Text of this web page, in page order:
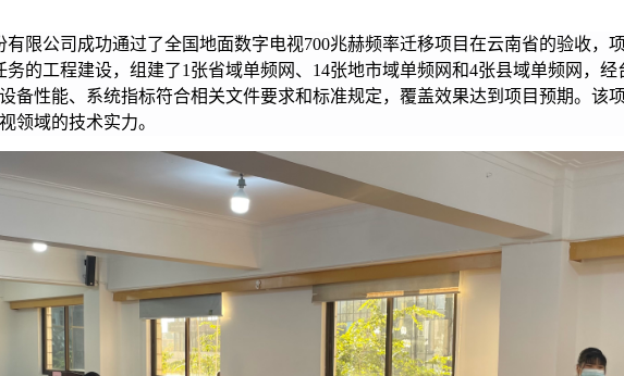
限公司成功通过了全国地面数字电视700兆赫频率迁移项目在云南省的验收，
的工程建设，组建了1张省域单频网、14张地市域单频网和4张县域单频网，经
备性能、系统指标符合相关文件要求和标准规定，覆盖效果达到项目预期。该
领域的技术实力。